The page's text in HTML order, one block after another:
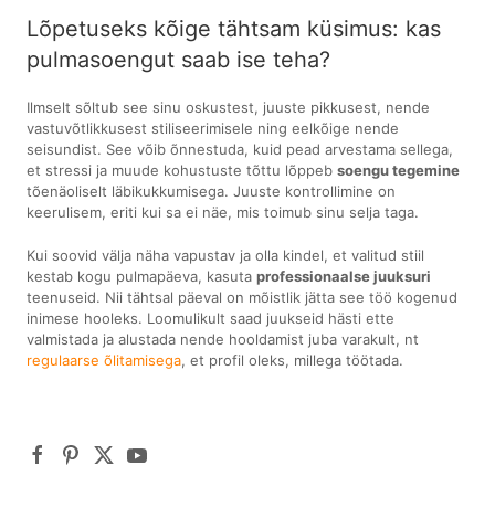
Lõpetuseks kõige tähtsam küsimus: kas
pulmasoengut saab ise teha?
Ilmselt sõltub see sinu oskustest, juuste pikkusest, nende
vastuvõtlikkusest stiliseerimisele ning eelkõige nende
seisundist. See võib õnnestuda, kuid pead arvestama sellega,
et stressi ja muude kohustuste tõttu lõppebsoengu tegemine
tõenäoliselt läbikukkumisega. Juuste kontrollimine on
keerulisem, eriti kui sa ei näe, mis toimub sinu selja taga.
Kui soovid välja näha vapustav ja olla kindel, et valitud stiil
kestab kogu pulmapäeva, kasutaprofessionaalse juuksuri
teenuseid. Nii tähtsal päeval on mõistlik jätta see töö kogenud
inimese hooleks. Loomulikult saad juukseid hästi ette
valmistada ja alustada nende hooldamist juba varakult, nt
regulaarse õlitamisega, et profil oleks, millega töötada.